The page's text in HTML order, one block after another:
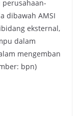
dibawah AMSI
eksternal,
dalam
mengemban
bpn)